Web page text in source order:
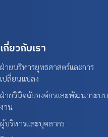
เกี่ยวกับเรา
ฝ่ายบริหารยุทธศาสตร์และการ
เปลี่ยนแปลง
ฝ่ายวินิจฉัยองค์กรและพัฒนาระบบ
งาน
ผู้บริหารและบุคลากร